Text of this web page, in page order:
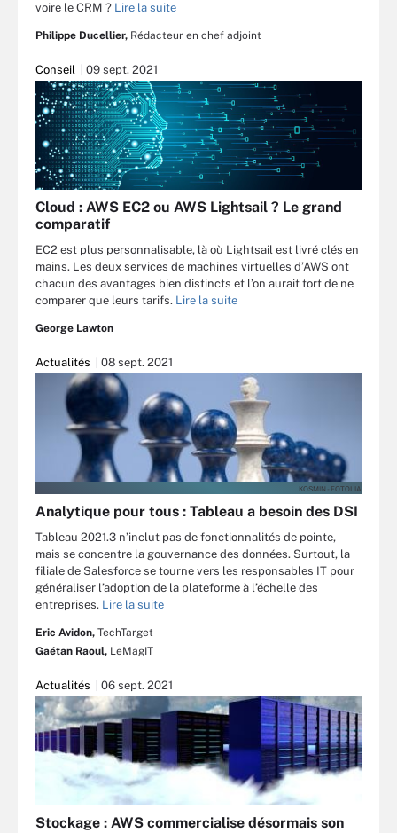
voire le CRM ? Lire la suite
Philippe Ducellier, Rédacteur en chef adjoint
Conseil 09 sept. 2021
Cloud : AWS EC2 ou AWS Lightsail ? Le grand
comparatif
EC2 est plus personnalisable, là où Lightsail est livré clés en
mains. Les deux services de machines virtuelles d’AWS ont
chacun des avantages bien distincts et l’on aurait tort de ne
comparer que leurs tarifs. Lire la suite
George Lawton
Actualités 08 sept. 2021
KOSMIN - FOTOLIA
Analytique pour tous : Tableau a besoin des DSI
Tableau 2021.3 n’inclut pas de fonctionnalités de pointe,
mais se concentre la gouvernance des données. Surtout, la
filiale de Salesforce se tourne vers les responsables IT pour
généraliser l’adoption de la plateforme à l’échelle des
entreprises. Lire la suite
Eric Avidon, TechTarget
Gaétan Raoul, LeMagIT
Actualités 06 sept. 2021
Stockage : AWS commercialise désormais son